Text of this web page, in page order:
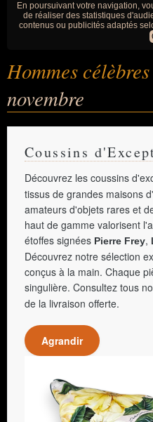
En poursuivant votre navigation,
de réaliser des statistiques
contenus ou publicités adaptés
Hommes célèbres
novembre
Coussins
Découvrez les coussins
tissus de grandes maisons
amateurs d'objets rares et
haut de gamme valorisent
étoffes signées Pierre Frey,
Découvrez notre sélection
conçus à la main. Chaque
singulière. Consultez tous
de la livraison offerte.
Agrandir